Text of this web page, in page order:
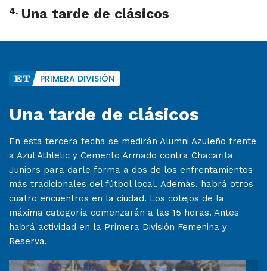
4. Una tarde de clásicos
PRIMERA DIVISIÓN
Una tarde de clásicos
En esta tercera fecha se medirán Alumni Azuleño frente
a Azul Athletic y Cemento Armado contra Chacarita
Juniors para darle forma a dos de los enfrentamientos
más tradicionales del fútbol local. Además, habrá otros
cuatro encuentros en la ciudad. Los cotejos de la
máxima categoría comenzarán a las 15 horas. Antes
habrá actividad en la Primera División Femenina y
Reserva.